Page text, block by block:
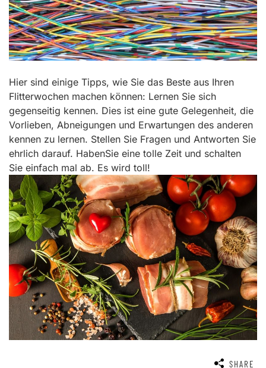
Hier sind einige Tipps, wie Sie das Beste aus Ihren
Flitterwochen machen können: Lernen Sie sich
gegenseitig kennen. Dies ist eine gute Gelegenheit, die
Vorlieben, Abneigungen und Erwartungen des anderen
kennen zu lernen. Stellen Sie Fragen und Antworten Sie
ehrlich darauf. HabenSie eine tolle Zeit und schalten
Sie einfach mal ab. Es wird toll!
SHARE